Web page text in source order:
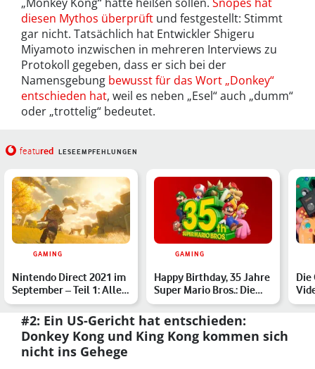
diesen Mythos überprüft und festgestellt: Stimmt
gar nicht. Tatsächlich hat Entwickler Shigeru
Miyamoto inzwischen in mehreren Interviews zu
Protokoll gegeben, dass er sich bei der
Namensgebung bewusst für das Wort „Donkey“
entschieden hat, weil es neben „Esel“ auch „dumm“
oder „trottelig“ bedeutet.
featured LESEEMPFEHLUNGEN
GAMING
Nintendo Direct 2021 im
September – Teil 1: Alles
zu Spiele-Highl…
GAMING
Happy Birthday, 35 Jahre
Super Mario Bros.: Die
ultimative Chroni…
Die
auf
#2: Ein US-Gericht hat entschieden:
Donkey Kong und King Kong kommen sich
nicht ins Gehege